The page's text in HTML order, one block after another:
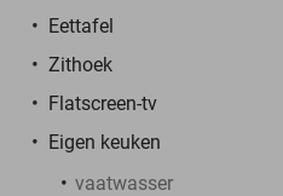
Eettafel
Zithoek
Flatscreen-tv
Eigen keuken
vaatwasser